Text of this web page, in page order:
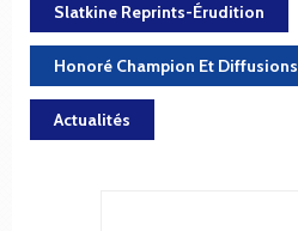
Slatkine Reprints-Érudition
Honoré Champion Et Diffusions
Actualités